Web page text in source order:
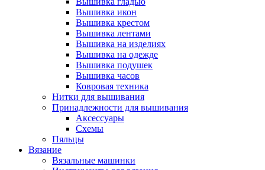
Вышивка икон
Вышивка крестом
Вышивка лентами
Вышивка на изделиях
Вышивка на одежде
Вышивка подушек
Вышивка часов
Ковровая техника
Нитки для вышивания
Принадлежности для вышивания
Аксессуары
Схемы
Пяльцы
Вязание
Вязальные машинки